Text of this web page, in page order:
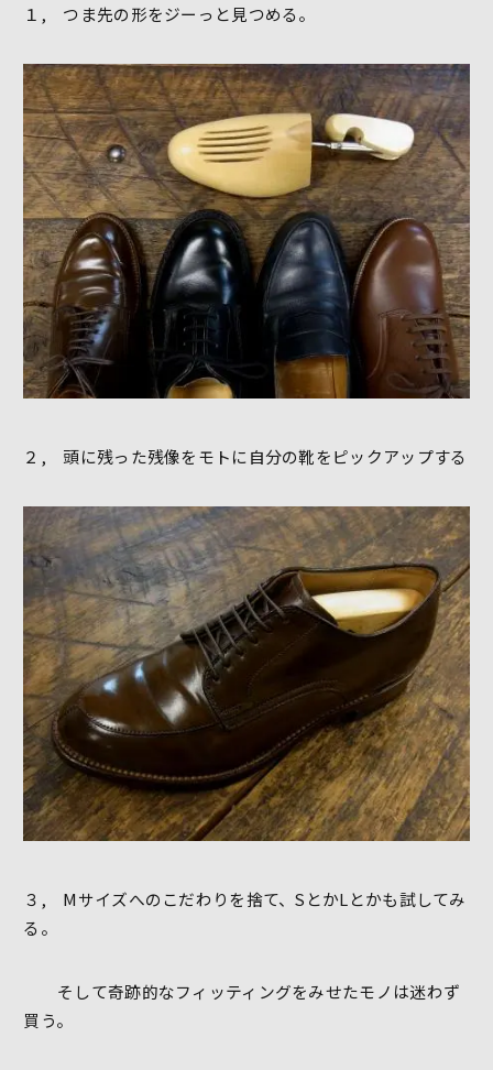
１, つま先の形をジーっと見つめる。
２, 頭に残った残像をモトに自分の靴をピックアップする
３, Mサイズへのこだわりを捨て、SとかLとかも試してみ
る。
そして奇跡的なフィッティングをみせたモノは迷わず
買う。